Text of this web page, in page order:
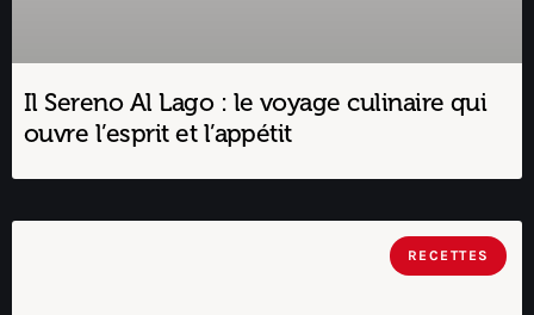
Il Sereno Al Lago : le voyage culinaire qui
ouvre l’esprit et l’appétit
RECETTES